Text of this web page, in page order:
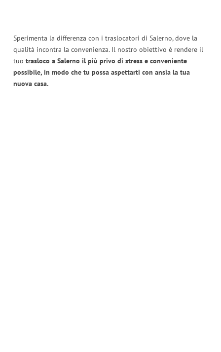
Sperimenta la differenza con i traslocatori di Salerno, dove la
qualità incontra la convenienza. Il nostro obiettivo è rendere il
tuo trasloco a Salerno il più privo di stress e conveniente
possibile, in modo che tu possa aspettarti con ansia la tua
nuova casa.